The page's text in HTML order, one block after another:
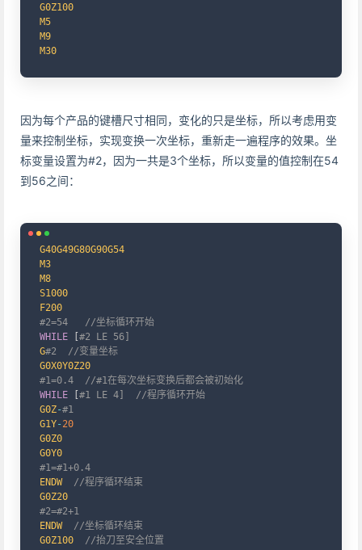
G0Z100
M5
M9
M30
因为每个产品的键槽尺寸相同，变化的只是坐标，所以考虑用变
量来控制坐标，实现变换一次坐标，重新走一遍程序的效果。坐
标变量设置为#2，因为一共是3个坐标，所以变量的值控制在54
到56之间：
G40G49G80G90G54
M3
M8
S1000
F200
#2=54   //坐标循环开始
WHILE
#2 LE 56]
G#2  //变量坐标
G0X0Y0Z20
#1=0.4  //#1在每次坐标变换后都会被初始化
WHILE
#1 LE 4]  //程序循环开始
G0Z-#1
G1Y- 20
G0Z0
G0Y0
#1=#1+0.4
ENDW
//程序循环结束
G0Z20
#2=#2+1
ENDW
//坐标循环结束
G0Z100
//抬刀至安全位置